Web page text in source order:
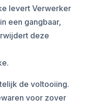
levert Verwerker
een gangbaar,
deze
de voltooiing.
voor zover